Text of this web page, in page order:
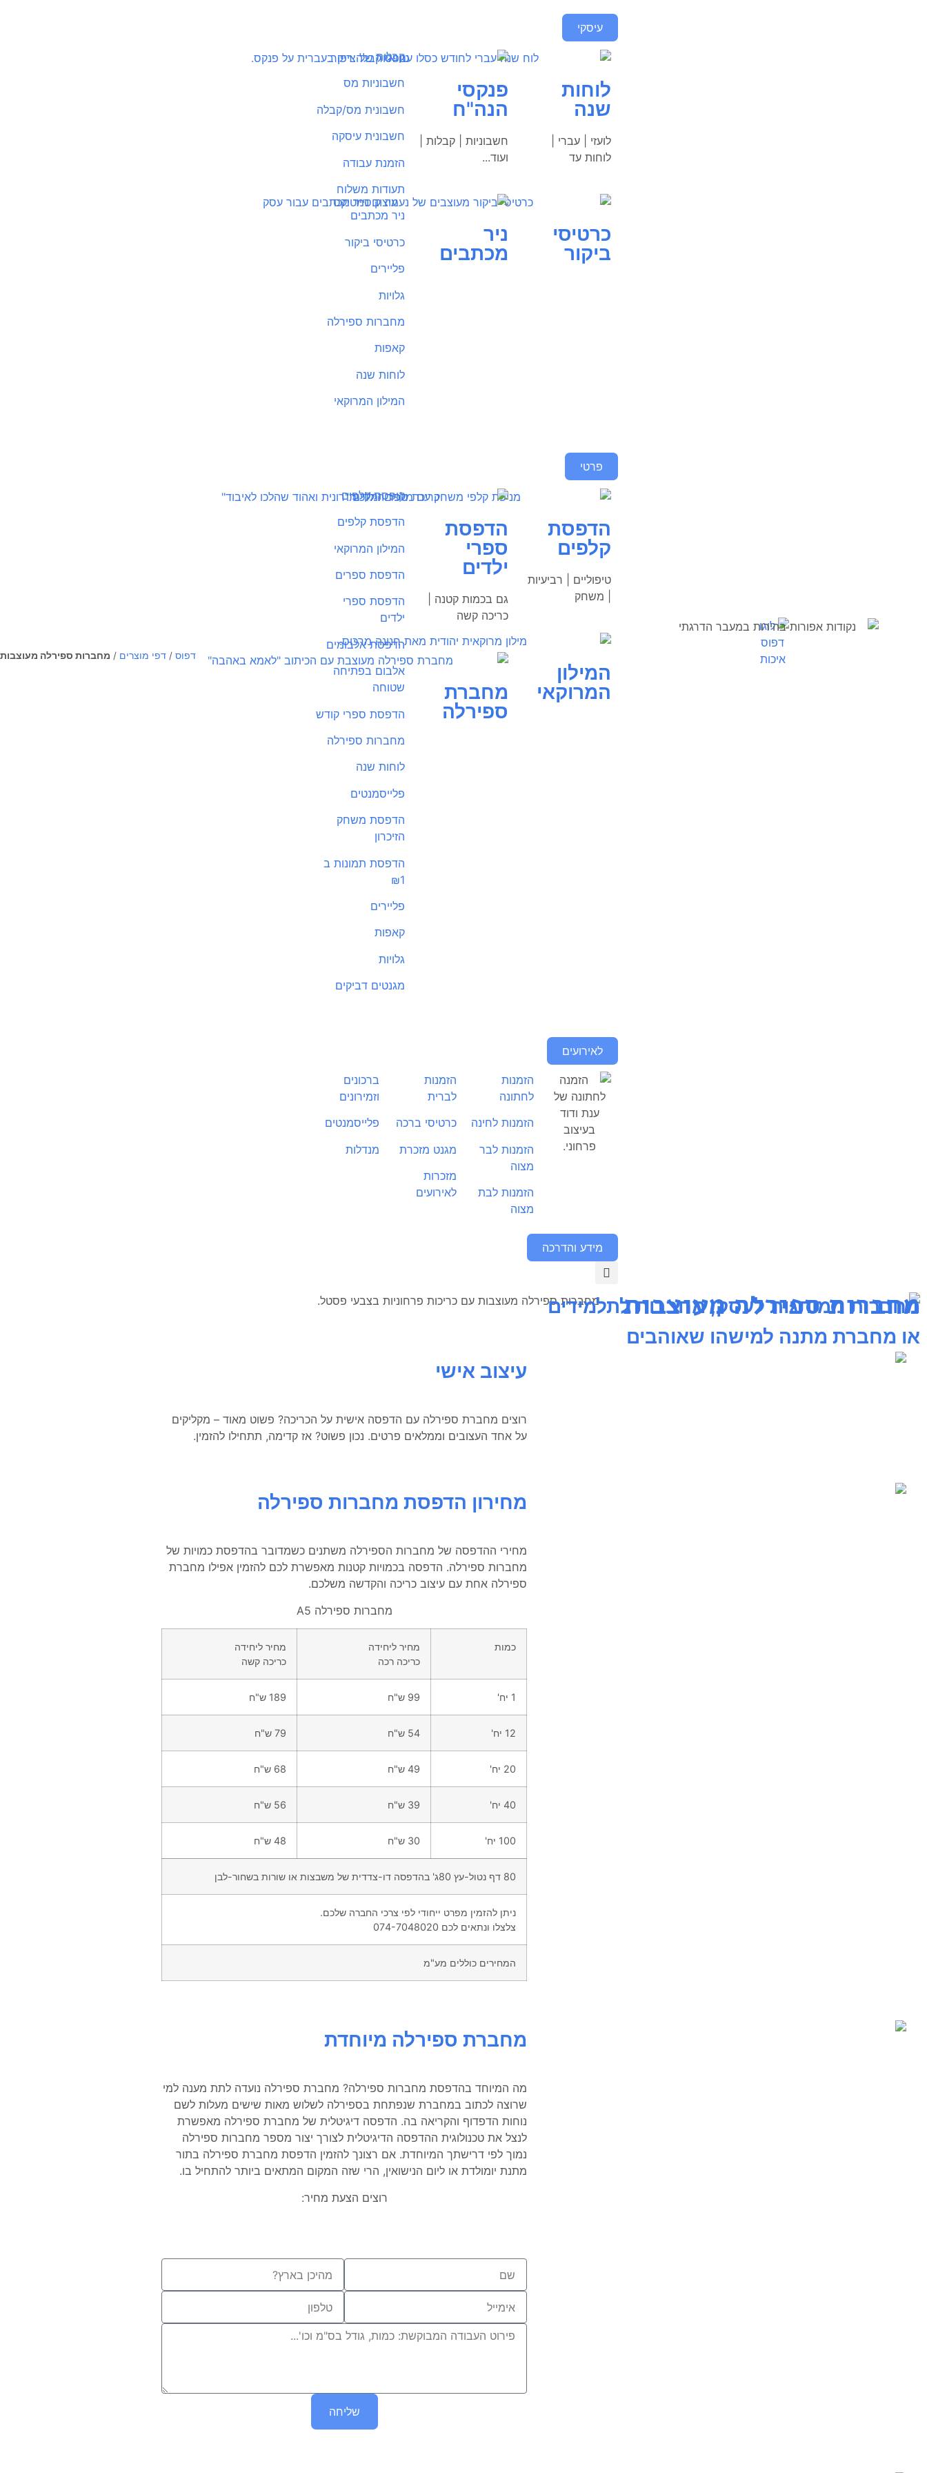
עיסקי
לוחות
שנה
לועזי | עברי |
לוחות עד
כרטיסי
ביקור
פנקסי
הנה"ח
חשבוניות | קבלות |
ועוד...
ניר
מכתבים
קבלות
חשבוניות מס
חשבונית מס/קבלה
חשבונית עיסקה
הזמנת עבודה
תעודות משלוח
ניר מכתבים
כרטיסי ביקור
פליירים
גלויות
מחברות ספירלה
קאפות
לוחות שנה
המילון המרוקאי
פרטי
הדפסת
קלפים
טיפוליים | רביעיות
| משחק
המילון
המרוקאי
הדפסת
ספרי
ילדים
גם בכמות קטנה |
כריכה קשה
מחברת
ספירלה
קופסת קלפים
הדפסת קלפים
המילון המרוקאי
הדפסת ספרים
הדפסת ספרי
ילדים
הדפסת אלבומים
אלבום בפתיחה
שטוחה
הדפסת ספרי קודש
מחברות ספירלה
לוחות שנה
פלייסמנטים
הדפסת משחק
הזיכרון
הדפסת תמונות ב
₪1
פליירים
קאפות
גלויות
מגנטים דביקים
לאירועים
הזמנות
לחתונה
הזמנות לחינה
הזמנות לבר
מצוה
הזמנות לבת
מצוה
הזמנות
לברית
כרטיסי ברכה
מגנט מזכרת
מזכרות
לאירועים
ברכונים
וזמירונים
פלייסמנטים
מנדלות
מידע והדרכה
דפוס/ דפי מוצרים / מחברות ספירלה מעוצבות
מחברות ספירלה מעוצבות
מחברות ממותגות לעסק, מחברות לתלמידים
או מחברת מתנה למישהו שאוהבים
עיצוב אישי
רוצים מחברת ספירלה עם הדפסה אישית על הכריכה? פשוט מאוד – מקליקים
על אחד העצובים וממלאים פרטים. נכון פשוט? אז קדימה, תתחילו להזמין.
מחירון הדפסת מחברות ספירלה
מחירי ההדפסה של מחברות הספירלה משתנים כשמדובר בהדפסת כמויות של
מחברות ספירלה. הדפסה בכמויות קטנות מאפשרת לכם להזמין אפילו מחברת
ספירלה אחת עם עיצוב כריכה והקדשה משלכם.
מחברות ספירלה A5
כמות
מחיר ליחידה
כריכה רכה
מחיר ליחידה
כריכה קשה
1 יח' 99 ש"ח 189 ש"ח
12 יח' 54 ש"ח 79 ש"ח
20 יח' 49 ש"ח 68 ש"ח
40 יח' 39 ש"ח 56 ש"ח
100 יח' 30 ש"ח 48 ש"ח
80 דף נטול-עץ 80ג' בהדפסה דו-צדדית של משבצות או שורות בשחור-לבן
ניתן להזמין מפרט ייחודי לפי צרכי החברה שלכם.
צלצלו ונתאים לכם 074-7048020
המחירים כוללים מע"מ
מחברת ספירלה מיוחדת
מה המיוחד בהדפסת מחברות ספירלה? מחברת ספירלה נועדה לתת מענה למי
שרוצה לכתוב במחברת שנפתחת בספירלה לשלוש מאות שישים מעלות לשם
נוחות הדפדוף והקריאה בה. הדפסה דיגיטלית של מחברת ספירלה מאפשרת
לנצל את טכנולוגית ההדפסה הדיגיטלית לצורך יצור מספר מחברות ספירלה
נמוך לפי דרישתך המיוחדת. אם רצונך להזמין הדפסת מחברת ספירלה בתור
מתנת יומולדת או ליום הנישואין, הרי שזה המקום המתאים ביותר להתחיל בו.
רוצים הצעת מחיר:
שליחה